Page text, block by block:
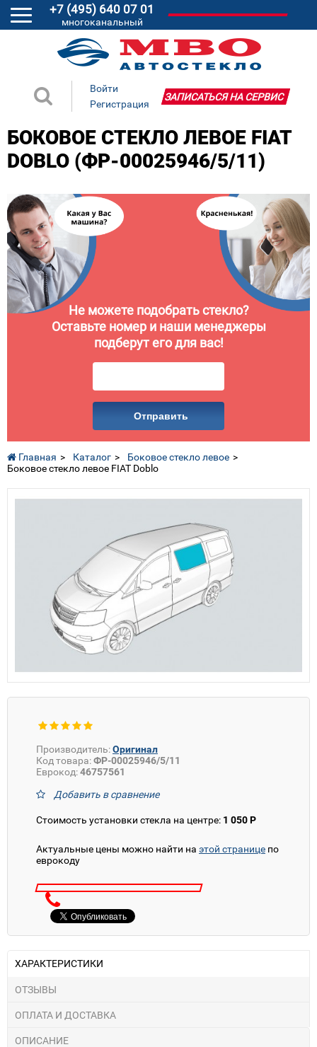
+7 (495) 640 07 01
многоканальный
Войти
Регистрация
ЗАПИСАТЬСЯ НА СЕРВИС
БОКОВОЕ СТЕКЛО ЛЕВОЕ FIAT
DOBLO (ФР-00025946/5/11)
Не можете подобрать стекло?
Оставьте номер и наши менеджеры
подберут его для вас!
Отправить
Главная Каталог
Боковое стекло левое
Боковое стекло левое FIAT Doblo
Производитель:Оригинал
Код товара:ФР-00025946/5/11
Еврокод:46757561
Добавить в сравнение
Стоимость установки стекла на центре: 1 050 Р
Актуальные цены можно найти на этой странице по
еврокоду
ХАРАКТЕРИСТИКИ
ОТЗЫВЫ
ОПЛАТА И ДОСТАВКА
ОПИСАНИЕ